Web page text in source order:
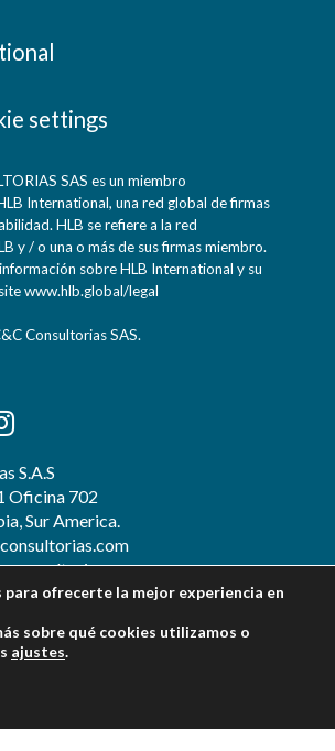
settings
SAS es un miembro
International, una red global de firmas
HLB se refiere a la red
y / o una o más de sus firmas miembro.
sobre HLB International y su
www.hlb.global/legal
Consultorias SAS.
S.A.S
Oficina 702
Sur America.
ofrecerte la mejor experiencia en
sobre qué cookies utilizamos o
ajustes.